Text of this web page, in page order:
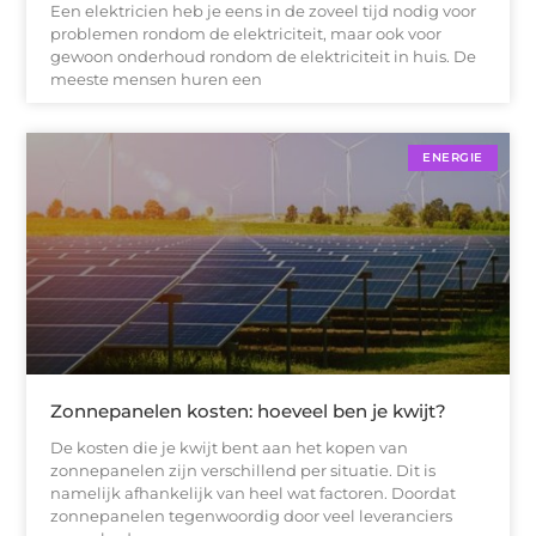
Een elektricien heb je eens in de zoveel tijd nodig voor
problemen rondom de elektriciteit, maar ook voor
gewoon onderhoud rondom de elektriciteit in huis. De
meeste mensen huren een
ENERGIE
Zonnepanelen kosten: hoeveel ben je kwijt?
De kosten die je kwijt bent aan het kopen van
zonnepanelen zijn verschillend per situatie. Dit is
namelijk afhankelijk van heel wat factoren. Doordat
zonnepanelen tegenwoordig door veel leveranciers